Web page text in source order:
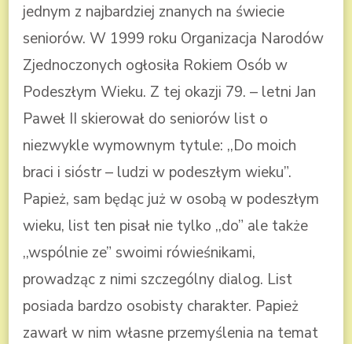
jednym z najbardziej znanych na świecie
seniorów. W 1999 roku Organizacja Narodów
Zjednoczonych ogłosiła Rokiem Osób w
Podeszłym Wieku. Z tej okazji 79. – letni Jan
Paweł II skierował do seniorów list o
niezwykle wymownym tytule: ,,Do moich
braci i sióstr – ludzi w podeszłym wieku”.
Papież, sam będąc już w osobą w podeszłym
wieku, list ten pisał nie tylko ,,do” ale także
,,wspólnie ze” swoimi rówieśnikami,
prowadząc z nimi szczególny dialog. List
posiada bardzo osobisty charakter. Papież
zawarł w nim własne przemyślenia na temat